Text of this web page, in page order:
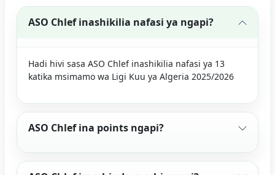
ASO Chlef inashikilia nafasi ya ngapi?
Hadi hivi sasa ASO Chlef inashikilia nafasi ya 13
katika msimamo wa Ligi Kuu ya Algeria 2025/2026
ASO Chlef ina points ngapi?